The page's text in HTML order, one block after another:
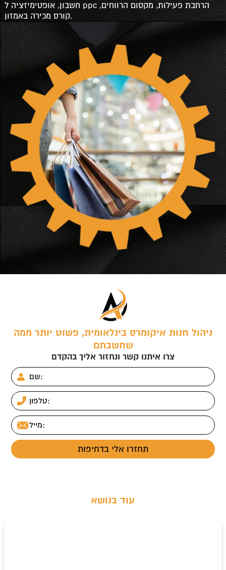
חשבון, אופטימיזציה ל ppc הרחבת פעילות, מקסום הרווחים,
קורס מכירה באמזון.
ניהול חנות איקומרס בינלאומית, פשוט יותר ממה
שחשבתם
צרו איתנו קשר ונחזור אליך בהקדם
עוד בנושא